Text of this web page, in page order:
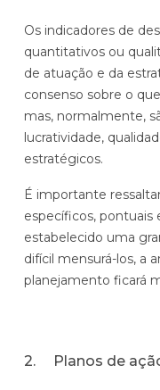
Os indicadores de
quantitativos ou
de atuação e da
consenso sobre o
mas, normalmente,
lucratividade,
estratégicos.
É importante
específicos, pontuais
estabelecido uma
difícil mensurá-los, a
planejamento ficará
2. Planos de